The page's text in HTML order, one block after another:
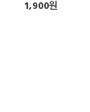
1,900원